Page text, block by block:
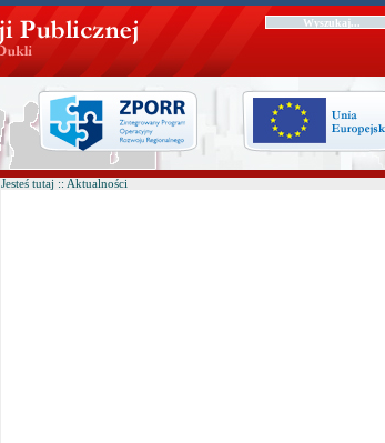
Jesteś tutaj :: Aktualności